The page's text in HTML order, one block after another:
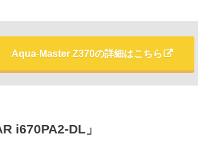
Aqua-Master Z370の詳細はこちら
i670PA2-DL」